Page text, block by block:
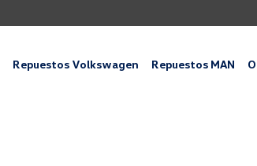
Repuestos Volkswagen Repuestos MAN